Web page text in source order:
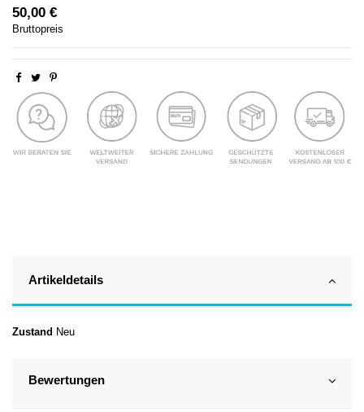
50,00 €
Bruttopreis
Artikeldetails
Zustand Neu
Bewertungen